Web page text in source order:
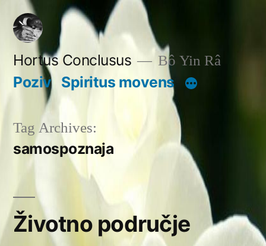
Skip
content
Hortus Conclusus Bô Yin Râ
Poziv Spiritus movens
Tag Archives:
samospoznaja
Životno područje